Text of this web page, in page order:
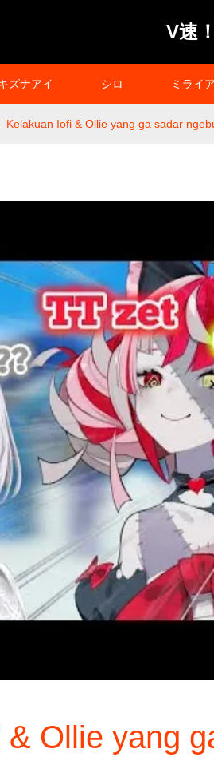
V速
ズナアイ シロ ミライ
Kelakuan Iofi & Ollie yang ga sadar
Ollie yang